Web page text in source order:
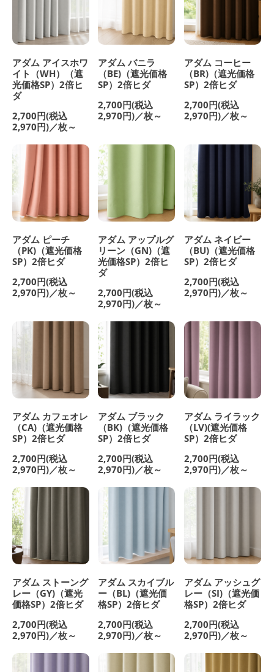
アダム アイスホワ
イト（WH）（遮
光価格SP）2倍ヒ
ダ
2,700円(税込
2,970円)／枚～
アダム バニラ
（BE)（遮光価格
SP）2倍ヒダ
2,700円(税込
2,970円)／枚～
アダム コーヒー
（BR)（遮光価格
SP）2倍ヒダ
2,700円(税込
2,970円)／枚～
アダム ピーチ
（PK)（遮光価格
SP）2倍ヒダ
2,700円(税込
2,970円)／枚～
アダム アップルグ
リーン（GN)（遮
光価格SP）2倍ヒ
ダ
2,700円(税込
2,970円)／枚～
アダム ネイビー
（BU)（遮光価格
SP）2倍ヒダ
2,700円(税込
2,970円)／枚～
アダム カフェオレ
（CA)（遮光価格
SP）2倍ヒダ
2,700円(税込
2,970円)／枚～
アダム ブラック
（BK)（遮光価格
SP）2倍ヒダ
2,700円(税込
2,970円)／枚～
アダム ライラック
（LV)(遮光価格
SP）2倍ヒダ
2,700円(税込
2,970円)／枚～
アダム ストーング
レー（GY)（遮光
価格SP）2倍ヒダ
2,700円(税込
2,970円)／枚～
アダム スカイブル
ー（BL)（遮光価
格SP）2倍ヒダ
2,700円(税込
2,970円)／枚～
アダム アッシュグ
レー（SI)（遮光価
格SP）2倍ヒダ
2,700円(税込
2,970円)／枚～